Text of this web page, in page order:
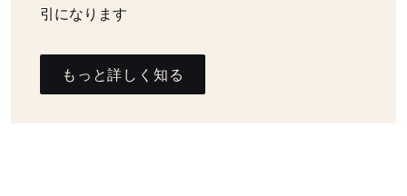
引になります
もっと詳しく知る